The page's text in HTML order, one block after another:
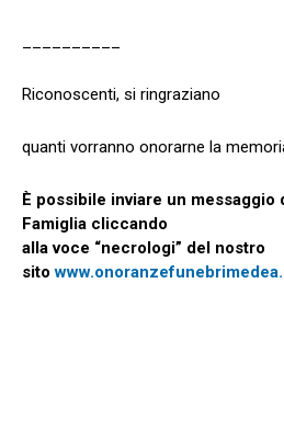
Riconoscenti, si ringraziano
quanti vorranno onorarne la
È possibile inviare un messaggio
Famiglia cliccando
alla voce “necrologi” del nostro
sito